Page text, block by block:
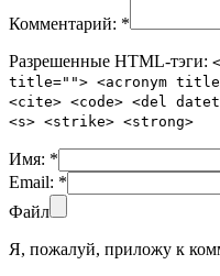
Комментарий: *
Разрешенные HTML-тэги:
title=""> <acronym
<cite> <code> <del
<s> <strike> <strong>
Имя: *
Email: *
Файл
Я, пожалуй, приложу к